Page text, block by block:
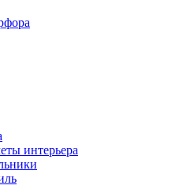
интерьера